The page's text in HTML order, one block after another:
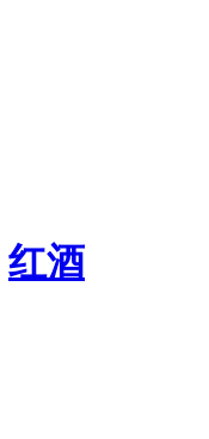
红酒